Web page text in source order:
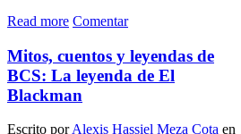
Read more Comentar
Mitos, cuentos y leyendas de
BCS: La leyenda de El
Blackman
Escrito porAlexis Hassiel Meza Cota en